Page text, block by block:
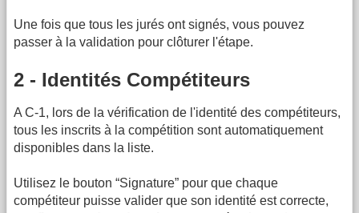
Une fois que tous les jurés ont signés, vous pouvez
passer à la validation pour clôturer l'étape.
2 - Identités Compétiteurs
A C-1, lors de la vérification de l'identité des compétiteurs,
tous les inscrits à la compétition sont automatiquement
disponibles dans la liste.
Utilisez le bouton “Signature” pour que chaque
compétiteur puisse valider que son identité est correcte,